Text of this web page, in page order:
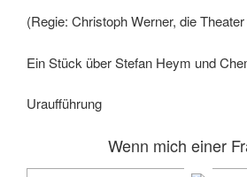
(Regie: Christoph Werner, die
Ein Stück über Stefan Heym und
Uraufführung
Wenn mich einer